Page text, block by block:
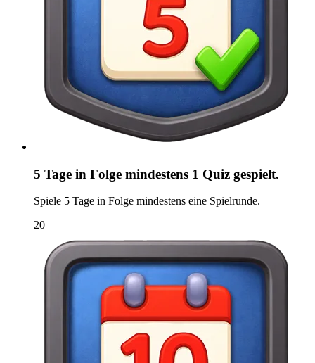
5 Tage in Folge mindestens 1 Quiz gespielt.
Spiele 5 Tage in Folge mindestens eine Spielrunde.
20